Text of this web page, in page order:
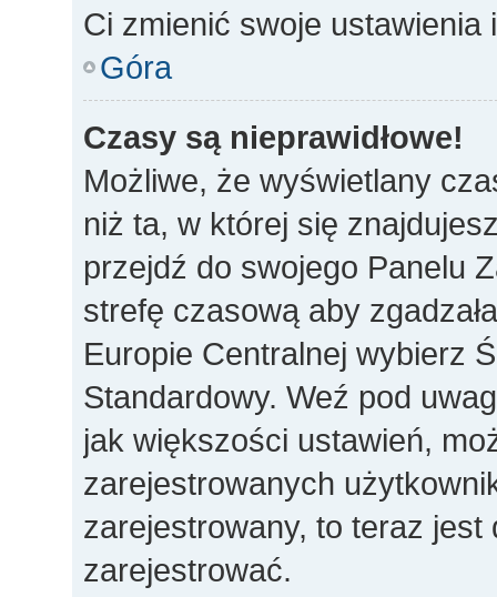
Ci zmienić swoje ustawienia
Góra
Czasy są nieprawidłowe!
Możliwe, że wyświetlany
niż ta, w której się
przejdź do swojego Panelu
strefę czasową aby
Europie Centralnej wybierz
Standardowy. Weź pod
jak większości ustawień,
zarejestrowanych
zarejestrowany, to teraz
zarejestrować.